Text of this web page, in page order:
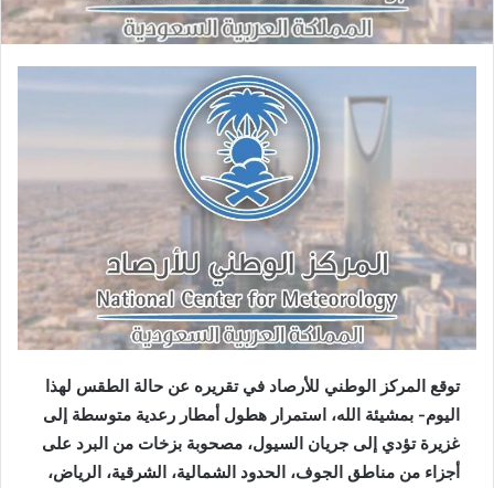
توقع المركز الوطني للأرصاد في تقريره عن حالة الطقس لهذا
اليوم- بمشيئة الله، استمرار هطول أمطار رعدية متوسطة إلى
غزيرة تؤدي إلى جريان السيول، مصحوبة بزخات من البرد على
أجزاء من مناطق الجوف، الحدود الشمالية، الشرقية، الرياض،